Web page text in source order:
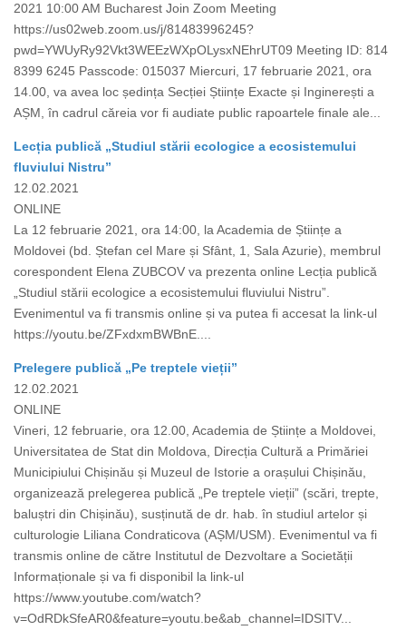
2021 10:00 AM Bucharest Join Zoom Meeting
https://us02web.zoom.us/j/81483996245?
pwd=YWUyRy92Vkt3WEEzWXpOLysxNEhrUT09 Meeting ID: 814
8399 6245 Passcode: 015037 Miercuri, 17 februarie 2021, ora
14.00, va avea loc ședința Secției Științe Exacte și Inginerești a
AȘM, în cadrul căreia vor fi audiate public rapoartele finale ale...
Lecția publică „Studiul stării ecologice a ecosistemului
fluviului Nistru”
12.02.2021
ONLINE
La 12 februarie 2021, ora 14:00, la Academia de Științe a
Moldovei (bd. Ștefan cel Mare și Sfânt, 1, Sala Azurie), membrul
corespondent Elena ZUBCOV va prezenta online Lecția publică
„Studiul stării ecologice a ecosistemului fluviului Nistru”.
Evenimentul va fi transmis online și va putea fi accesat la link-ul
https://youtu.be/ZFxdxmBWBnE....
Prelegere publică „Pe treptele vieții”
12.02.2021
ONLINE
Vineri, 12 februarie, ora 12.00, Academia de Științe a Moldovei,
Universitatea de Stat din Moldova, Direcția Cultură a Primăriei
Municipiului Chișinău și Muzeul de Istorie a orașului Chișinău,
organizează prelegerea publică „Pe treptele vieții” (scări, trepte,
baluștri din Chișinău), susținută de dr. hab. în studiul artelor și
culturologie Liliana Condraticova (AȘM/USM). Evenimentul va fi
transmis online de către Institutul de Dezvoltare a Societății
Informaționale și va fi disponibil la link-ul
https://www.youtube.com/watch?
v=OdRDkSfeAR0&feature=youtu.be&ab_channel=IDSITV...